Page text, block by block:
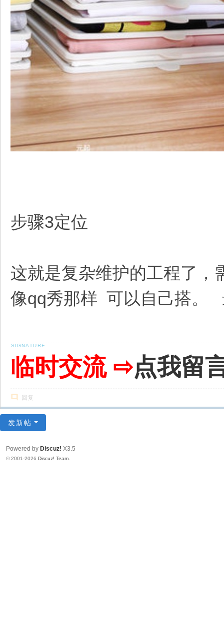
步骤3定位
这就是复杂维护的工程了，
像qq秀那样 可以自己搭。
临时交流 ⇨点我留
回复
发新帖
Powered by Discuz! X3.5
© 2001-2026 Discuz! Team